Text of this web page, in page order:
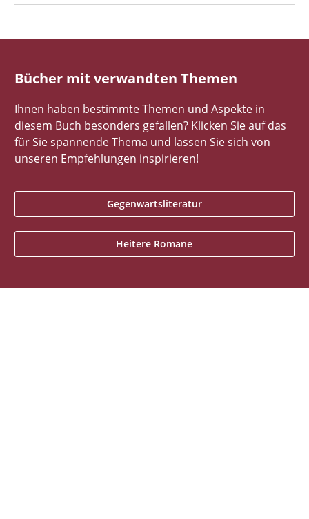
Bücher mit verwandten Themen
Ihnen haben bestimmte Themen und Aspekte in
diesem Buch besonders gefallen? Klicken Sie auf das
für Sie spannende Thema und lassen Sie sich von
unseren Empfehlungen inspirieren!
Gegenwartsliteratur
Heitere Romane